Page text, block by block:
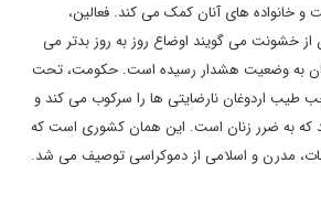
و خانواده های آنان کمک می کند. فعالین،
از خشونت می گویند اوضاع روز به روز بدتر می
به وضعیت هشدار رسیده است. حکومت، تحت
طیب اردوغان نارضایتی ها را سرکوب می کند و
که به ضرر زنان است. این همان کشوری است که
مدرن و اسلامی از دموکراسی توصیف می شد.